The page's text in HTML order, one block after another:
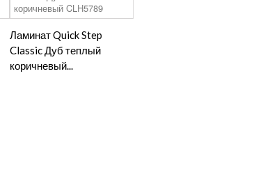
Ламинат Quick Step
Classic Дуб теплый
коричневый...